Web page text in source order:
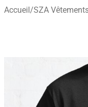
Accueil/SZA